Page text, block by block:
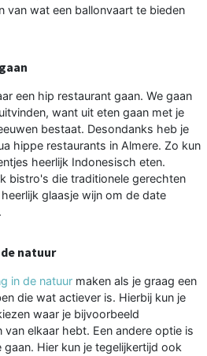
van wat een ballonvaart te bieden
een hip restaurant gaan. We gaan
want uit eten gaan met je
bestaat. Desondanks heb je
hippe restaurants in Almere. Zo kun
heerlijk Indonesisch eten.
bistro's die traditionele gerechten
glaasje wijn om de date
natuur
in de natuur maken als je graag een
die wat actiever is. Hierbij kun je
waar je bijvoorbeeld
elkaar hebt. Een andere optie is
Hier kun je tegelijkertijd ook